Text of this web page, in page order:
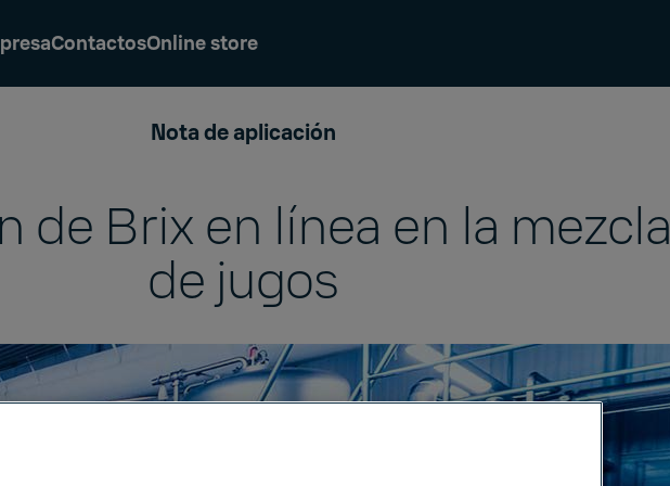
ContactosOnline store
Nota de aplicación
de Brix en línea en la mezcla
de jugos